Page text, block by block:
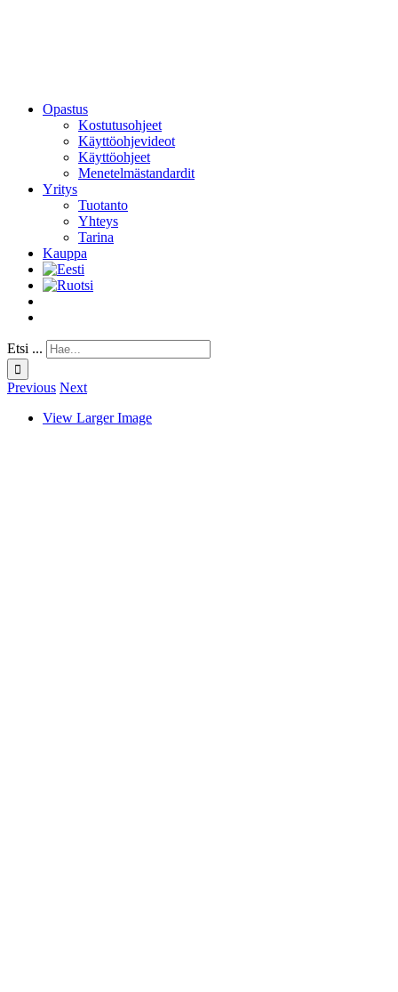
Opastus
Kostutusohjeet
Käyttöohjevideot
Käyttöohjeet
Menetelmästandardit
Yritys
Tuotanto
Yhteys
Tarina
Kauppa
Etsi ...
Previous Next
View Larger Image